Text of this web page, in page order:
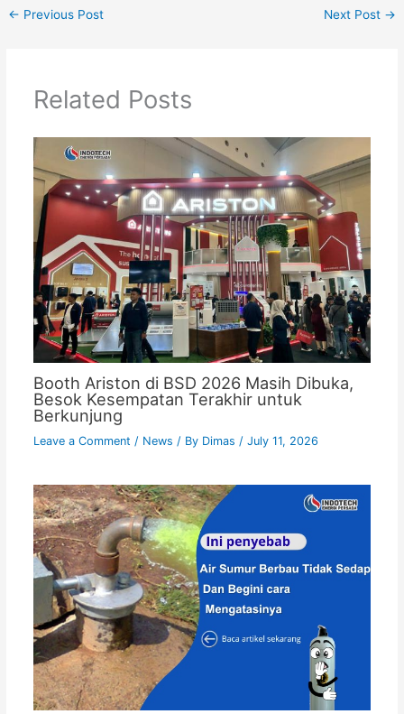
← Previous Post Next Post →
Related Posts
Booth Ariston di BSD 2026 Masih Dibuka,
Besok Kesempatan Terakhir untuk
Berkunjung
Leave a Comment / News / By Dimas / July 11, 2026